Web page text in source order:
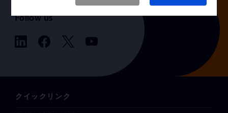
Follow us
クイックリンク